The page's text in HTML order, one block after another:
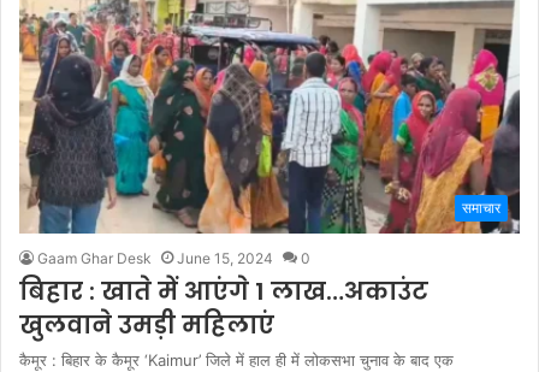
समाचार
Gaam Ghar Desk June 15, 2024 0
बिहार : खाते में आएंगे 1 लाख…अकाउंट
खुलवाने उमड़ी महिलाएं
कैमूर : बिहार के कैमूर ‘Kaimur’ जिले में हाल ही में लोकसभा चुनाव के बाद एक